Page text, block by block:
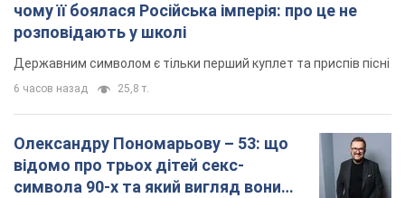
чому її боялася Російська імперія: про це не
розповідають у школі
Державним символом є тільки перший куплет та приспів пісні
6 часов назад 25,8 т.
Олександру Пономарьову – 53: що
відомо про трьох дітей секс-
символа 90-х та який вигляд вони